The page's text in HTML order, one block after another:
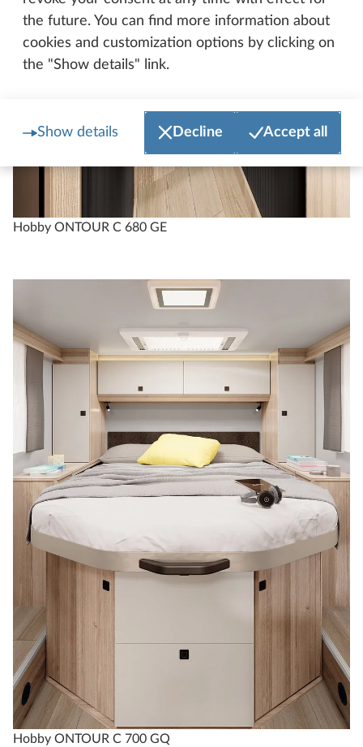
the future. You can find more information about
cookies and customization options by clicking on
the "Show details" link.
Show details Decline Accept all
Hobby ONTOUR C 680 GE
Hobby ONTOUR C 700 GQ